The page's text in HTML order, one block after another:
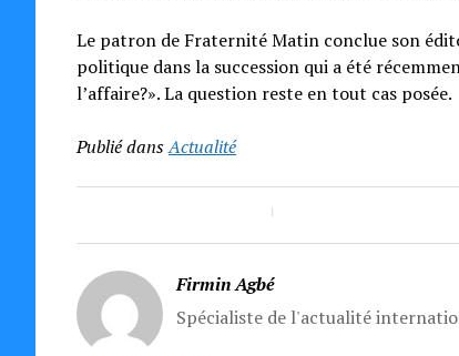
Le patron de Fraternité Matin conclue son
politique dans la succession qui a été
l’affaire?». La question reste en tout cas posée.
Publié dansActualité
Firmin Agbé
Spécialiste de l'actualité